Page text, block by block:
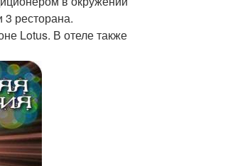
ресторана.
Lotus. В отеле также